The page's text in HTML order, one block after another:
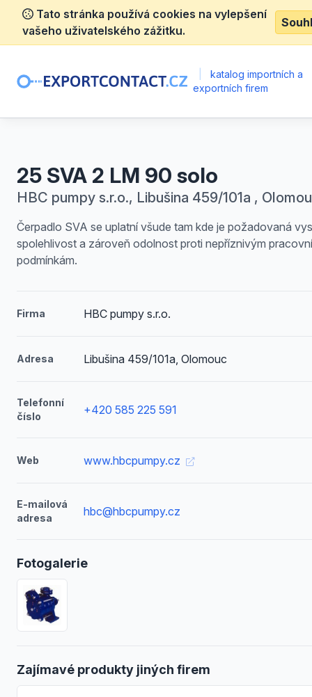
Tato stránka používá cookies na vylepšení
vašeho uživatelského zážitku.
katalog importních a
exportních firem
25 SVA 2 LM 90 solo
HBC pumpy s.r.o., Libušina 459/101a ,
Čerpadlo SVA se uplatní všude tam kde je požadovaná
spolehlivost a zároveň odolnost proti nepříznivým
podmínkám.
Firma HBC pumpy s.r.o.
Adresa Libušina 459/101a, Olomouc
Telefonní
číslo
+420 585 225 591
Web www.hbcpumpy.cz
E-mailová
adresa
hbc@hbcpumpy.cz
Fotogalerie
Zajímavé produkty jiných firem